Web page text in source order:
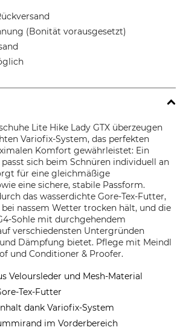
(Bonität vorausgesetzt)
Lite Hike Lady GTX überzeugen
Variofix-System, das perfekten
Komfort gewährleistet: Ein
sich beim Schnüren individuell an
für eine gleichmäßige
eine sichere, stabile Passform.
das wasserdichte Gore-Tex-Futter,
bei nassem Wetter trocken hält, und die
Sohle mit durchgehendem
verschiedensten Untergründen
Dämpfung bietet. Pflege mit Meindl
und Conditioner & Proofer.
Veloursleder und Mesh-Material
Tex-Futter
dank Variofix-System
im Vorderbereich